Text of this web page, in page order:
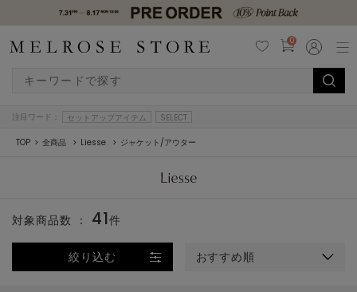
0
注目ワード： セットアップアイテム SELECT
TOP 全商品 Liesse ジャケット/アウター
絞り込む おすすめ順
対象商品数 ： 41件